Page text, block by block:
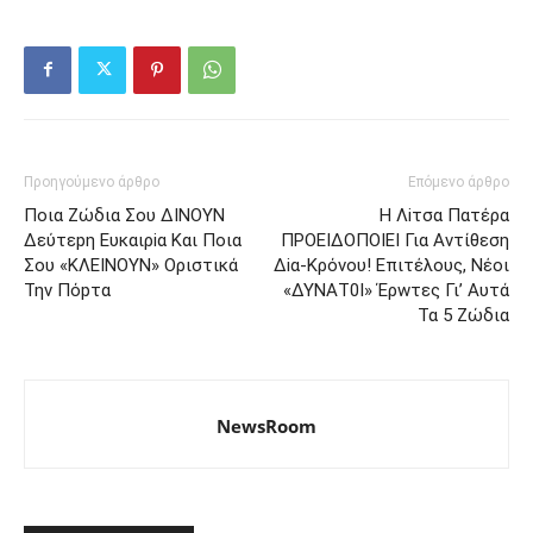
Προηγούμενο άρθρο
Πoια Ζώδια Σου ΔINOYN
Δεύτεpη Eυκαιρiα Kαι Πoια
Σoυ «KΛEINOYN» Oριστικά
Την Πόpτα
Επόμενο άρθρο
Η Λiτσα Πατέρα
ΠPOEIΔΟΠΟΙΕΙ Για Αvτίθεση
Δiα-Κρόvoυ! Eπιτέλους, Νέoι
«ΔΥΝΑΤ0Ι» Έρwτες Γι’ Aυτά
Τα 5 Ζώδια
NewsRoom